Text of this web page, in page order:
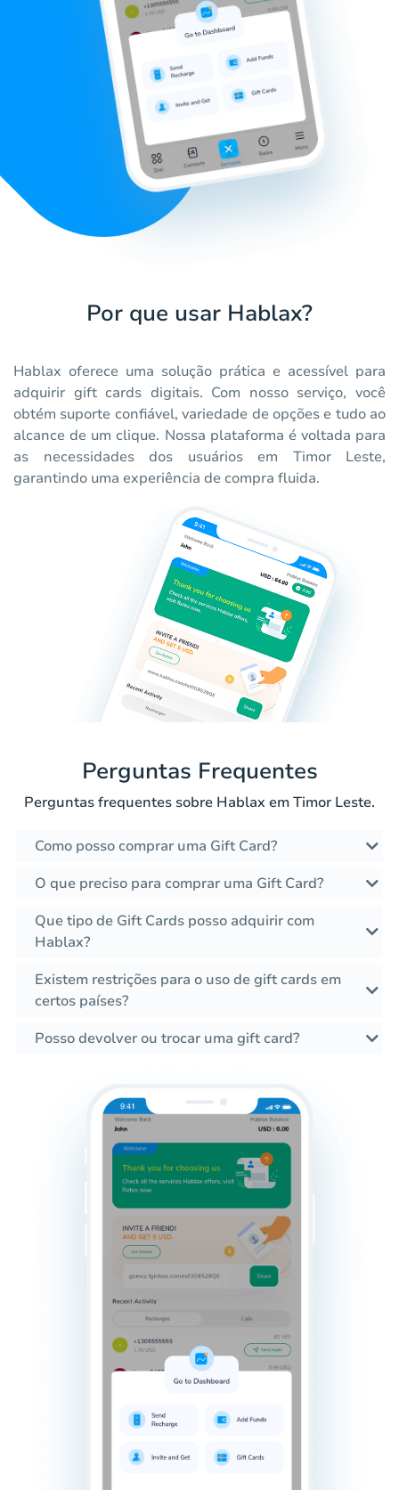
Por que usar Hablax?
Hablax oferece uma solução prática e acessível para
adquirir gift cards digitais. Com nosso serviço, você
obtém suporte confiável, variedade de opções e tudo ao
alcance de um clique. Nossa plataforma é voltada para
as necessidades dos usuários em Timor Leste,
garantindo uma experiência de compra fluida.
Perguntas Frequentes
Perguntas frequentes sobre Hablax em Timor Leste.
Como posso comprar uma Gift Card?
O que preciso para comprar uma Gift Card?
Que tipo de Gift Cards posso adquirir com
Hablax?
Existem restrições para o uso de gift cards em
certos países?
Posso devolver ou trocar uma gift card?